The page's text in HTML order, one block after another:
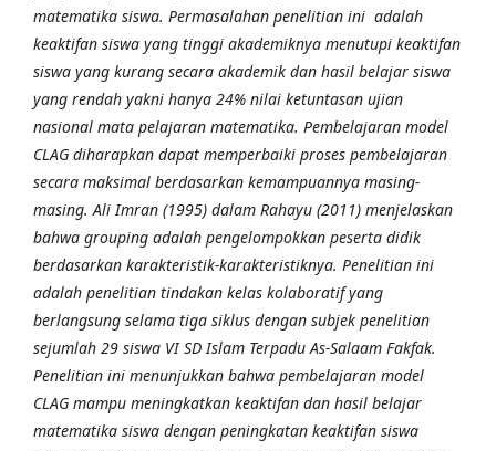
matematika siswa. Permasalahan penelitian ini adalah
keaktifan siswa yang tinggi akademiknya menutupi keaktifan
siswa yang kurang secara akademik dan hasil belajar siswa
yang rendah yakni hanya 24% nilai ketuntasan ujian
nasional mata pelajaran matematika. Pembelajaran model
CLAG diharapkan dapat memperbaiki proses pembelajaran
secara maksimal berdasarkan kemampuannya masing-
masing. Ali Imran (1995) dalam Rahayu (2011) menjelaskan
bahwa grouping adalah pengelompokkan peserta didik
berdasarkan karakteristik-karakteristiknya. Penelitian ini
adalah penelitian tindakan kelas kolaboratif yang
berlangsung selama tiga siklus dengan subjek penelitian
sejumlah 29 siswa VI SD Islam Terpadu As-Salaam Fakfak.
Penelitian ini menunjukkan bahwa pembelajaran model
CLAG mampu meningkatkan keaktifan dan hasil belajar
matematika siswa dengan peningkatan keaktifan siswa